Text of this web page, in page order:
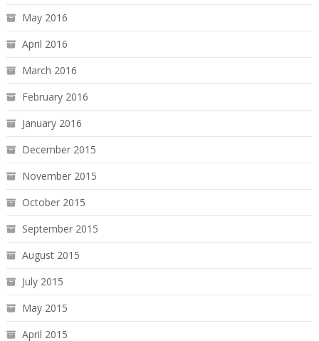
May 2016
April 2016
March 2016
February 2016
January 2016
December 2015
November 2015
October 2015
September 2015
August 2015
July 2015
May 2015
April 2015